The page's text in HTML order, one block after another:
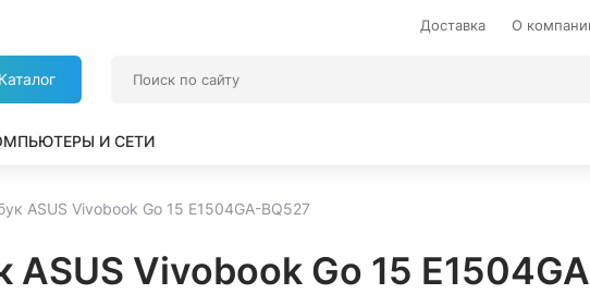
Доставка О
Каталог
И СЕТИ
ASUS Vivobook Go 15 E1504GA-BQ527
ASUS Vivobook Go 15